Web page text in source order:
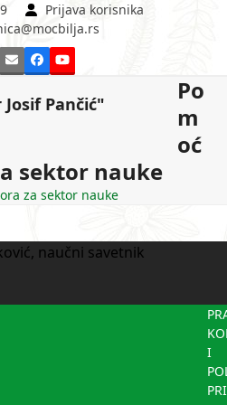
Prijava korisnika
EmailFacebookYouTube
Pančić"
Po
m
oć
sektor nauke
za sektor nauke
naučni savetnik
I